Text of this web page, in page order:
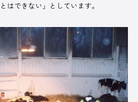
はできない」としています。